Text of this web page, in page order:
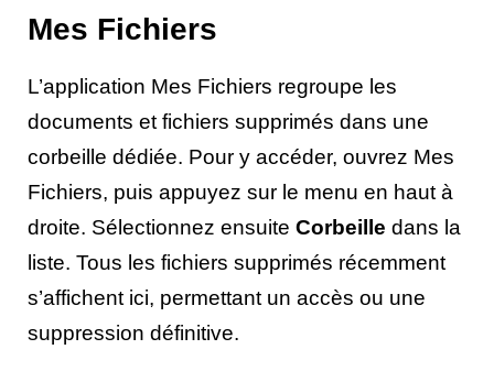
Mes Fichiers
L’application Mes Fichiers regroupe les
documents et fichiers supprimés dans une
corbeille dédiée. Pour y accéder, ouvrez Mes
Fichiers, puis appuyez sur le menu en haut à
droite. Sélectionnez ensuite Corbeille dans la
liste. Tous les fichiers supprimés récemment
s’affichent ici, permettant un accès ou une
suppression définitive.